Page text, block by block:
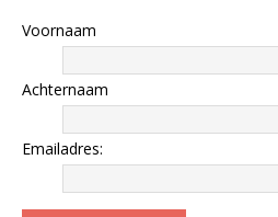
Voornaam
Achternaam
Emailadres: